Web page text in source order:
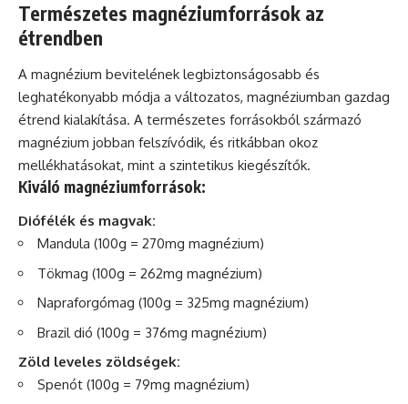
Természetes magnéziumforrások az
étrendben
A magnézium bevitelének legbiztonságosabb és
leghatékonyabb módja a változatos, magnéziumban gazdag
étrend kialakítása. A természetes forrásokból származó
magnézium jobban felszívódik, és ritkábban okoz
mellékhatásokat, mint a szintetikus kiegészítők.
Kiváló magnéziumforrások:
Diófélék és magvak:
Mandula (100g = 270mg magnézium)
Tökmag (100g = 262mg magnézium)
Napraforgómag (100g = 325mg magnézium)
Brazil dió (100g = 376mg magnézium)
Zöld leveles zöldségek:
Spenót (100g = 79mg magnézium)